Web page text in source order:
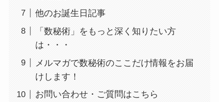
他のお誕生日記事
「数秘術」をもっと深く知りたい方
は・・・
メルマガで数秘術のここだけ情報をお届
けします！
お問い合わせ・ご質問はこちら